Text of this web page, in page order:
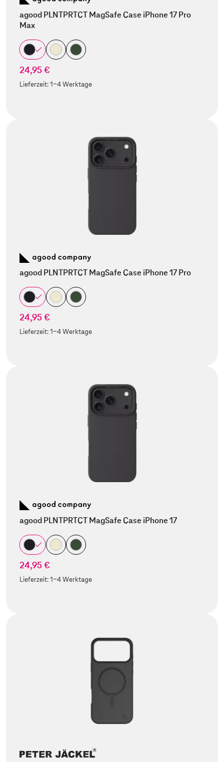
agood PLNTPRTCT MagSafe Case iPhone 17 Pro
Max
24,95 €
Lieferzeit:1-4 Werktage
agood PLNTPRTCT MagSafe Case iPhone 17 Pro
24,95 €
Lieferzeit:1-4 Werktage
agood PLNTPRTCT MagSafe Case iPhone 17
24,95 €
Lieferzeit:1-4 Werktage